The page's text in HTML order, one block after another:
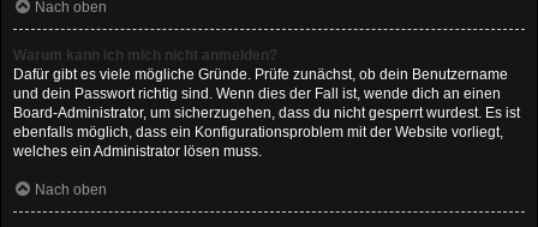
Nach oben
Warum kann ich mich nicht anmelden?
Dafür gibt es viele mögliche Gründe. Prüfe zunächst, ob dein Benutzername
und dein Passwort richtig sind. Wenn dies der Fall ist, wende dich an einen
Board-Administrator, um sicherzugehen, dass du nicht gesperrt wurdest. Es ist
ebenfalls möglich, dass ein Konfigurationsproblem mit der Website vorliegt,
welches ein Administrator lösen muss.
Nach oben